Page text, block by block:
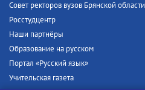
Совет ректоров вузов Брянской области
Росстудцентр
Наши партнёры
Образование на русском
Портал «Русский язык»
Учительская газета